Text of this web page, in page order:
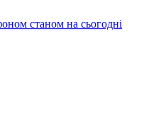
станом на сьогодні